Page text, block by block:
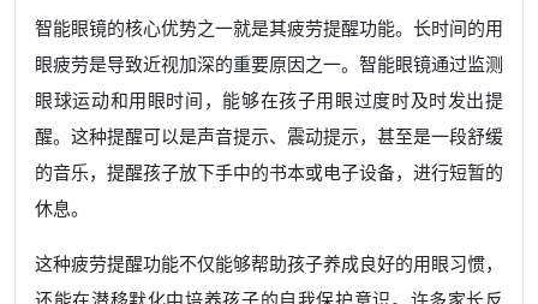
智能眼镜的核心优势之一就是其疲劳提醒功能。长时间的用
眼疲劳是导致近视加深的重要原因之一。智能眼镜通过监测
眼球运动和用眼时间，能够在孩子用眼过度时及时发出提
醒。这种提醒可以是声音提示、震动提示，甚至是一段舒缓
的音乐，提醒孩子放下手中的书本或电子设备，进行短暂的
休息。
这种疲劳提醒功能不仅能够帮助孩子养成良好的用眼习惯，
还能在潜移默化中培养孩子的自我保护意识。许多家长反